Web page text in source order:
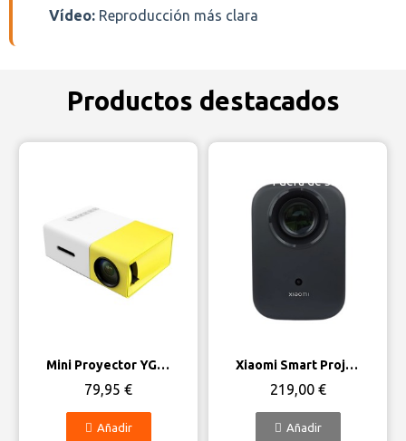
Vídeo: Reproducción más clara
Productos destacados
Vista rápida Mini Proyector YG300
79,95 €
Añadir
Vista rápida
Fuera de stock
Xiaomi Smart Projector L1 FHD 2GB/16GB Google TV
219,00 €
Añadir